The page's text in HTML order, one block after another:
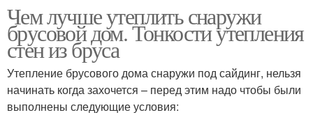
Чем лучше утеплить снаружи
брусовой дом. Тонкости утепления
стен из бруса
Утепление брусового дома снаружи под сайдинг, нельзя
начинать когда захочется – перед этим надо чтобы были
выполнены следующие условия: